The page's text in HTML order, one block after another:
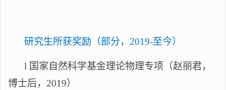
研究生所获奖励（部分， 2019-至今）
l 国家自然科学基金理论物理专项（赵丽君，
博士后， 2019）